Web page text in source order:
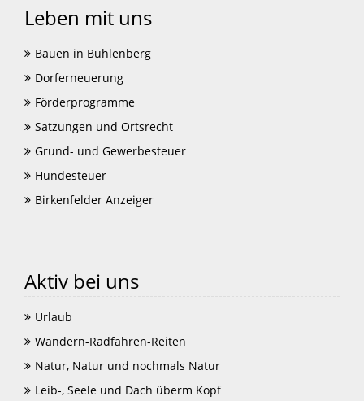
Leben mit uns
Bauen in Buhlenberg
Dorferneuerung
Förderprogramme
Satzungen und Ortsrecht
Grund- und Gewerbesteuer
Hundesteuer
Birkenfelder Anzeiger
Aktiv bei uns
Urlaub
Wandern-Radfahren-Reiten
Natur, Natur und nochmals Natur
Leib-, Seele und Dach überm Kopf